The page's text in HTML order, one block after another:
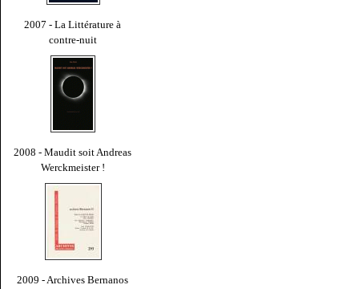
2007 - La Littérature à
contre-nuit
2008 - Maudit soit Andreas
Werckmeister !
2009 - Archives Bernanos